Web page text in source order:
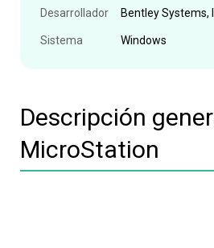
Desarrollador Bentley Systems,
Sistema Windows
Descripción
MicroStation